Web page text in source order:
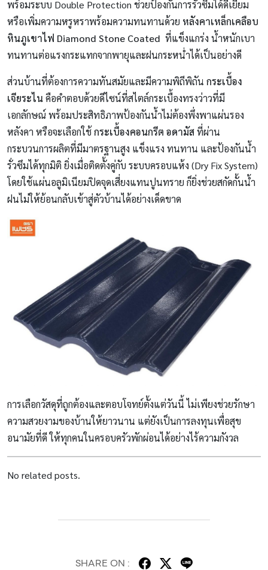
พร้อมระบบ Double Protection ช่วยป้องกันการรั่วซึมได้ดีเยี่ยม
หรือเพิ่มความหรูหราพร้อมความทนทานด้วย หลังคาเหล็กเคลือบ
หินภูเขาไฟ Diamond Stone Coated ที่แข็งแกร่ง น้ำหนักเบา
ทนทานต่อแรงกระแทกจากพายุและฝนกระหน่ำได้เป็นอย่างดี
ส่วนบ้านที่ต้องการความทันสมัยและมีความพิถีพิถัน กระเบื้อง
เจียระไนคือคำตอบด้วยดีไซน์ที่สไตล์กระเบื้องทรงว่าวที่มี
เอกลักษณ์ พร้อมประสิทธิภาพป้องกันน้ำไม่ต้องพึ่งพาแผ่นรอง
หลังคา หรือจะเลือกใช้กระเบื้องคอนกรีต อดามัสที่ผ่าน
กระบวนการผลิตที่มีมาตรฐานสูง แข็งแรง ทนทาน และป้องกันน้ำ
รั่วซึมได้ทุกมิติ ยิ่งเมื่อติดตั้งคู่กับ ระบบครอบแห้ง (Dry Fix System)
โดยใช้แผ่นอลูมิเนียมปิดจุดเสี่ยงแทนปูนทราย ก็ยิ่งช่วยสกัดกั้นน้ำ
ฝนไม่ให้ย้อนกลับเข้าสู่ตัวบ้านได้อย่างเด็ดขาด
การเลือกวัสดุที่ถูกต้องและตอบโจทย์ตั้งแต่วันนี้ ไม่เพียงช่วยรักษา
ความสวยงามของบ้านให้ยาวนาน แต่ยังเป็นการลงทุนเพื่อสุข
อนามัยที่ดี ให้ทุกคนในครอบครัวพักผ่อนได้อย่างไร้ความกังวล
No related posts.
SHARE ON :